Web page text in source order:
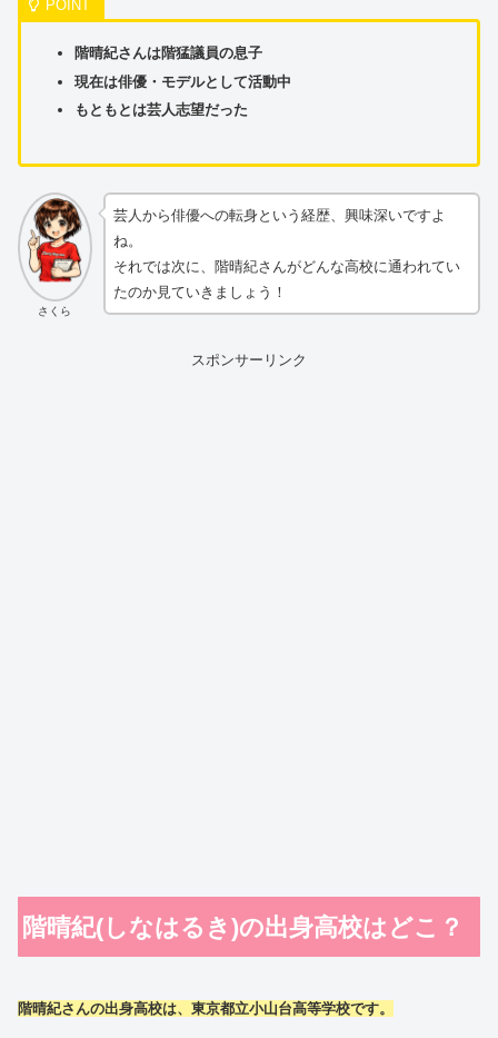
階晴紀さんは階猛議員の息子
現在は俳優・モデルとして活動中
もともとは芸人志望だった
さくら
芸人から俳優への転身という経歴、興味深いですよ
ね。
それでは次に、階晴紀さんがどんな高校に通われてい
たのか見ていきましょう！
スポンサーリンク
階晴紀(しなはるき)の出身高校はどこ？
階晴紀さんの出身高校は、東京都立小山台高等学校です。